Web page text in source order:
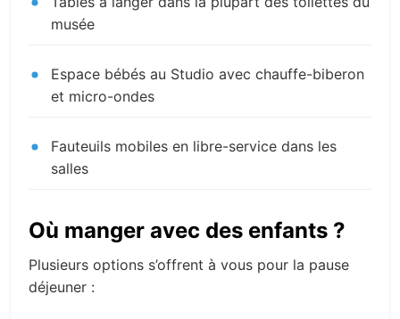
musée
Espace bébés au Studio avec chauffe-biberon
et micro-ondes
Fauteuils mobiles en libre-service dans les
salles
Où manger avec des enfants ?
Plusieurs options s’offrent à vous pour la pause
déjeuner :